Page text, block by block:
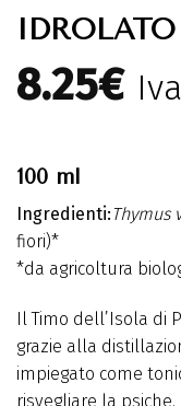
8.25€
100 ml
Ingredienti:Thymus
fiori)*
*da agricoltura
Il Timo dell’Isola di
grazie alla
impiegato come
risvegliare la psiche.